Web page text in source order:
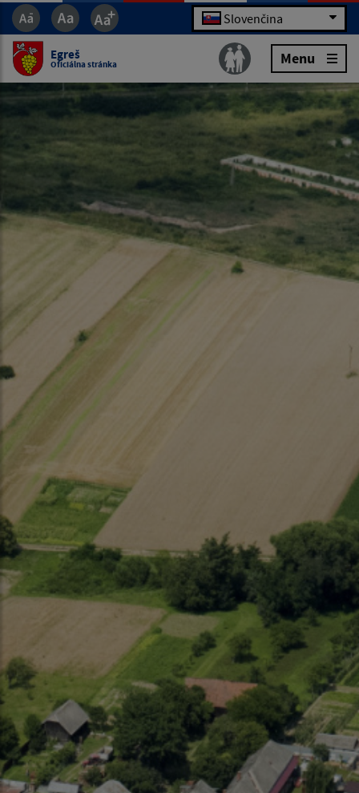
Slovenčina
Egreš
Oficiálna stránka Menu